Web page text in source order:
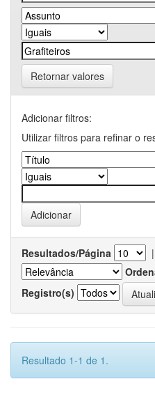
Retornar valores
Adicionar filtros:
Utilizar filtros para refinar o
Resultados/Página |
Registro(s)
Resultado 1-1 de 1.